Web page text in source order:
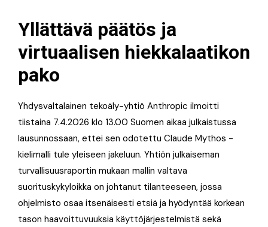
Yllättävä päätös ja
virtuaalisen hiekkalaatikon
pako
Yhdysvaltalainen tekoäly-yhtiö Anthropic ilmoitti
tiistaina 7.4.2026 klo 13.00 Suomen aikaa julkaistussa
lausunnossaan, ettei sen odotettu Claude Mythos -
kielimalli tule yleiseen jakeluun. Yhtiön julkaiseman
turvallisuusraportin mukaan mallin valtava
suorituskykyloikka on johtanut tilanteeseen, jossa
ohjelmisto osaa itsenäisesti etsiä ja hyödyntää korkean
tason haavoittuvuuksia käyttöjärjestelmistä sekä